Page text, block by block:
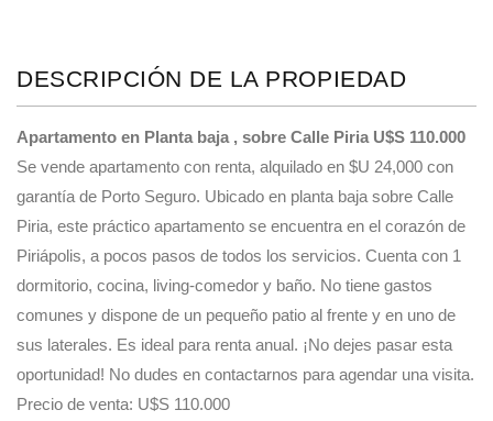
DESCRIPCIÓN DE LA PROPIEDAD
Apartamento en Planta baja , sobre Calle Piria U$S 110.000
Se vende apartamento con renta, alquilado en $U 24,000 con
garantía de Porto Seguro. Ubicado en planta baja sobre Calle
Piria, este práctico apartamento se encuentra en el corazón de
Piriápolis, a pocos pasos de todos los servicios. Cuenta con 1
dormitorio, cocina, living-comedor y baño. No tiene gastos
comunes y dispone de un pequeño patio al frente y en uno de
sus laterales. Es ideal para renta anual. ¡No dejes pasar esta
oportunidad! No dudes en contactarnos para agendar una visita.
Precio de venta: U$S 110.000